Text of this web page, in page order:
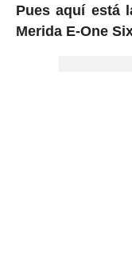
Pues aquí está
Merida E-One